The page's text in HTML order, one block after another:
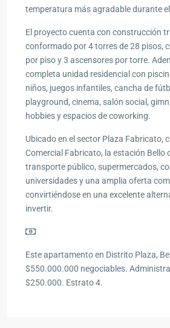
temperatura más agradable durante
El proyecto cuenta con construcción
conformado por 4 torres de 28 pisos,
por piso y 3 ascensores por torre.
completa unidad residencial con
niños, juegos infantiles, cancha de
playground, cinema, salón social,
hobbies y espacios de coworking.
Ubicado en el sector Plaza Fabricato,
Comercial Fabricato, la estación Bello
transporte público, supermercados,
universidades y una amplia oferta
convirtiéndose en una excelente
invertir.
Este apartamento en Distrito Plaza,
$550.000.000 negociables.
$250.000. Estrato 4.